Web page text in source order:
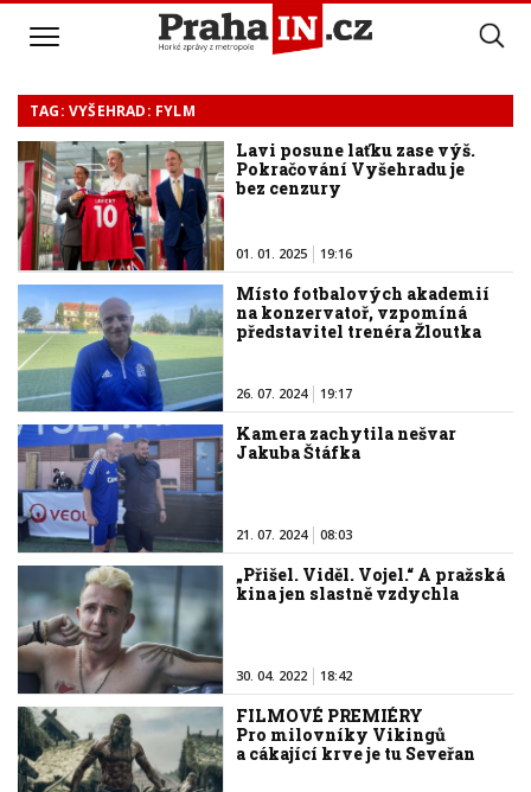
TAG: VYŠEHRAD: FYLM
Lavi posune laťku zase výš.
Pokračování Vyšehradu je
bez cenzury
01. 01. 2025 19:16
Místo fotbalových akademií
na konzervatoř, vzpomíná
představitel trenéra Žloutka
26. 07. 2024 19:17
Kamera zachytila nešvar
Jakuba Štáfka
21. 07. 2024 08:03
„Přišel. Viděl. Vojel.“ A pražská
kina jen slastně vzdychla
30. 04. 2022 18:42
FILMOVÉ PREMIÉRY
Pro milovníky Vikingů
a cákající krve je tu Seveřan